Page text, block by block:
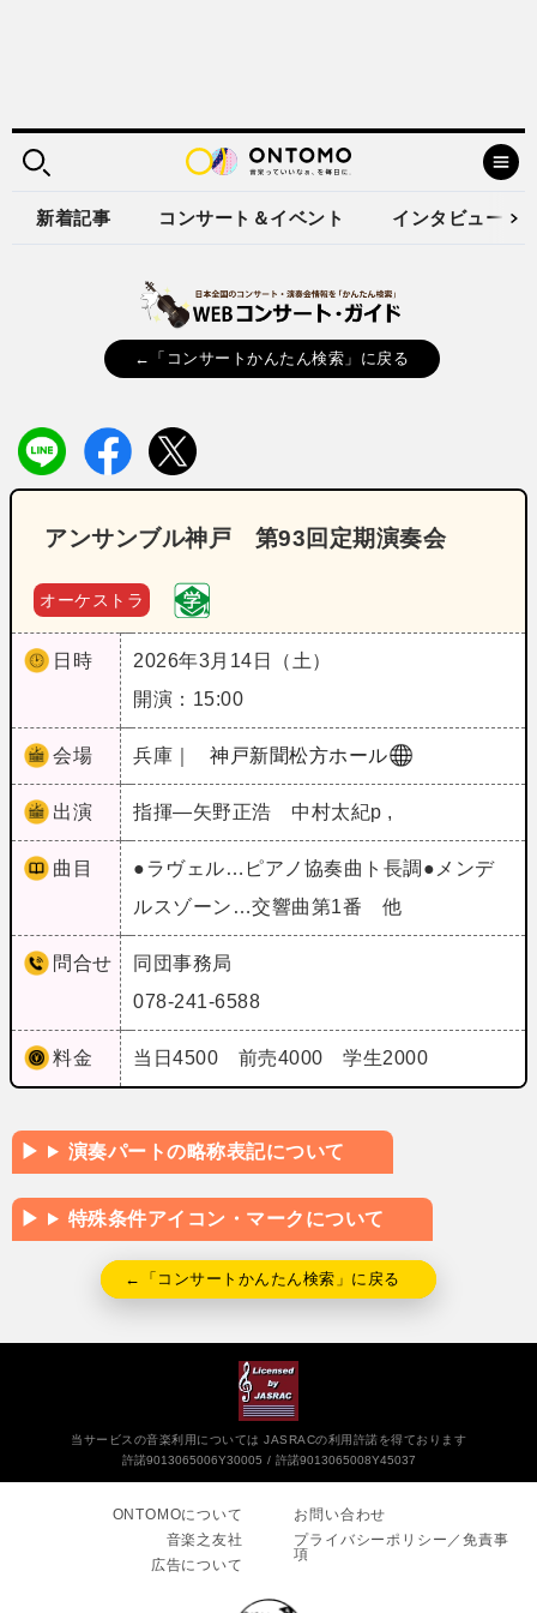
新着記事 コンサート＆イベント インタビュー
←「コンサートかんたん検索」に戻る
アンサンブル神戸 第93回定期演奏会
オーケストラ
日時
2026年3月14日（土）
開演：15:00
会場 兵庫｜ 神戸新聞松方ホール
出演 指揮―矢野正浩 中村太紀p ,
曲目
●ラヴェル…ピアノ協奏曲ト長調●メンデ
ルスゾーン…交響曲第1番 他
問合せ
同団事務局
078-241-6588
料金 当日4500 前売4000 学生2000
演奏パートの略称表記について
特殊条件アイコン・マークについて
←「コンサートかんたん検索」に戻る
当サービスの音楽利用については JASRACの利用許諾を得ております
許諾9013065006Y30005
許諾9013065008Y45037
ONTOMOについて
音楽之友社
広告について
お問い合わせ
プライバシーポリシー／免責事
項